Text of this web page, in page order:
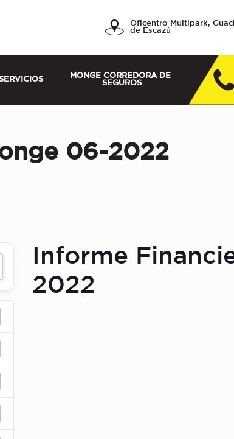
Oficentro Multipark,
de Escazú
MONGE CORREDORA DE
SEGUROS
06-2022
Informe
2022